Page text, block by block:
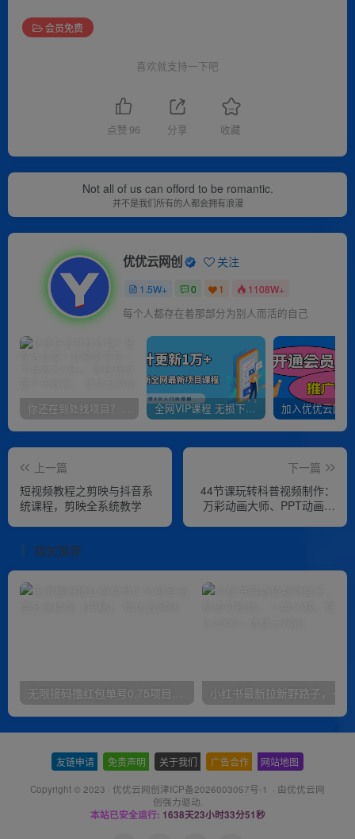
会员免费
喜欢就支持一下吧
点赞 96 分享 收藏
Not all of us can offord to be romantic.
并不是我们所有的人都会拥有浪漫
优优云网创 关注
1.5W+ 0 1 1108W+
每个人都存在着那部分为别人而活的自己
你还在到处找项目？还在当韭菜？我靠卖项目一个月收入5万+，曾经我也是个失败者。 全网VIP课程 无损下载~
上一篇
短视频教程之剪映与抖音系
统课程，剪映全系统教学
下一篇
44节课玩转科普视频制作：
万彩动画大师、PPT动画、
相关推荐
无限接码撸红包单号0.75项目无偿分享给你【揭秘】
友链申请 免责声明 关于我们 广告合作 网站地图
Copyright © 2023 · 优优云网创津ICP备2026003057号-1 · 由优优云网
创强力驱动.
本站已安全运行: 1638天23小时33分51秒